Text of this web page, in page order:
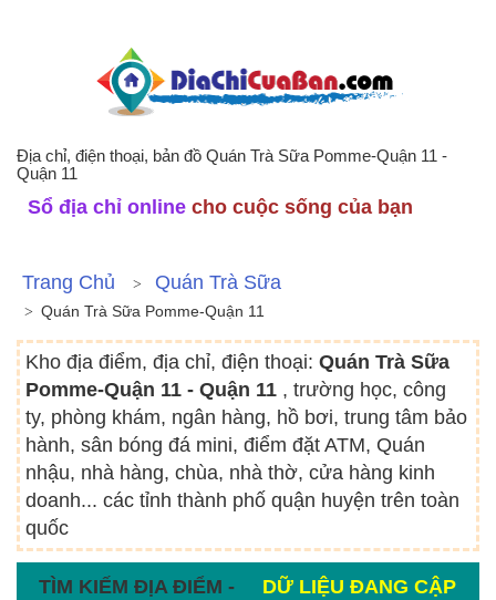
Địa chỉ, điện thoại, bản đồ Quán Trà Sữa Pomme-Quận 11 -
Quận 11
Sổ địa chỉ online cho cuộc sống của bạn
Trang Chủ Quán Trà Sữa
Quán Trà Sữa Pomme-Quận 11
Kho địa điểm, địa chỉ, điện thoại: Quán Trà Sữa
Pomme-Quận 11 - Quận 11 , trường học, công
ty, phòng khám, ngân hàng, hồ bơi, trung tâm bảo
hành, sân bóng đá mini, điểm đặt ATM, Quán
nhậu, nhà hàng, chùa, nhà thờ, cửa hàng kinh
doanh... các tỉnh thành phố quận huyện trên toàn
quốc
TÌM KIẾM ĐỊA ĐIỂM -
DỮ LIỆU ĐANG CẬP